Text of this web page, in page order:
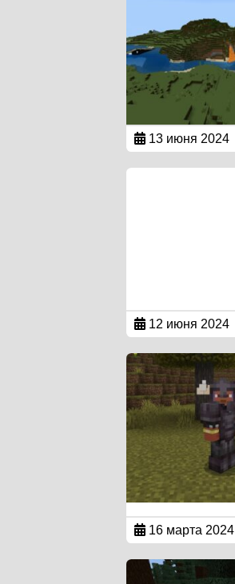
13 июня 2024
12 июня 2024
16 марта 2024